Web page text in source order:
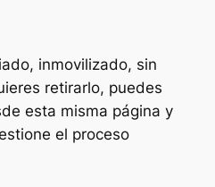
inmovilizado, sin
retirarlo, puedes
esta misma página y
el proceso